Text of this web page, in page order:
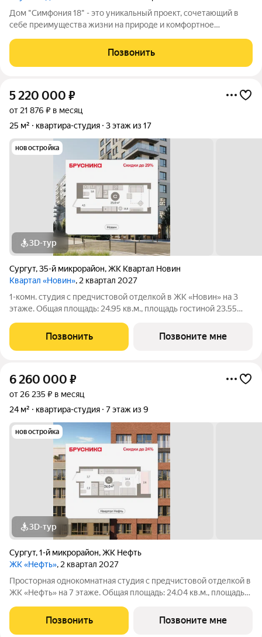
Дом "Симфония 18" - это уникальный проект, сочетающий в
себе преимущества жизни на природе и комфортное
каждом этапе реализации проекта
Позвонить
5 220 000 ₽
от 21 876 ₽ в месяц
25 м²
квартира-студия 3 этаж из 17
новостройка
3D-тур
Сургут,35-й микрорайон,ЖК Квартал Новин
Квартал «Новин», 2 квартал 2027
1-комн. студия с предчистовой отделкой в ЖК «Новин» на 3
этаже. Общая площадь: 24.95 кв.м., площадь гостиной 23.55
выходят на одну сторону. В квартире один совмещенный
санузел. Высота
Позвонить Позвоните мне
6 260 000 ₽
от 26 235 ₽ в месяц
24 м²
квартира-студия 7 этаж из 9
новостройка
3D-тур
Сургут,1-й микрорайон,ЖК Нефть
ЖК «Нефть», 2 квартал 2027
Просторная однокомнатная студия с предчистовой отделкой в
ЖК «Нефть» на 7 этаже. Общая площадь: 24.04 кв.м., площадь
кухонную зону. Все окна выходят на одну сторону. В квартире
один балкон,
Позвонить Позвоните мне